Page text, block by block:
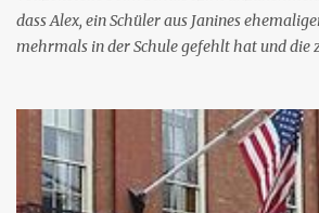
dass Alex, ein Schüler aus Janines
mehrmals in der Schule gefehlt hat und die
Programm nutzen, um auf die E-Mails zu
regelmäßig schickt. Nr. (ges.) 44 Deutscher
Elementary Staffel Staffel 3 Nr. (St.) 9
Randall Einhorn Drehbuch Justin Tan